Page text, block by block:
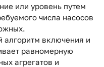
или уровень путем
числа насосов
алгоритм включения и
равномерную
агрегатов и